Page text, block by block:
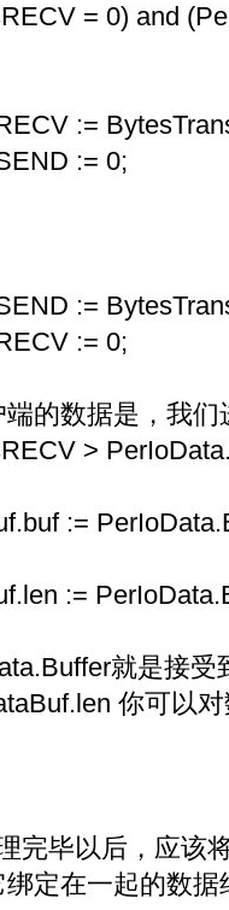
= 0) and
:=
:= 0;
:=
:= 0;
数据是，我们
>
:=
:=
就是接受
你可以
以后，应该将
定在一起的数据